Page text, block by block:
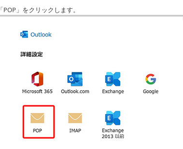
「POP」をクリックします。